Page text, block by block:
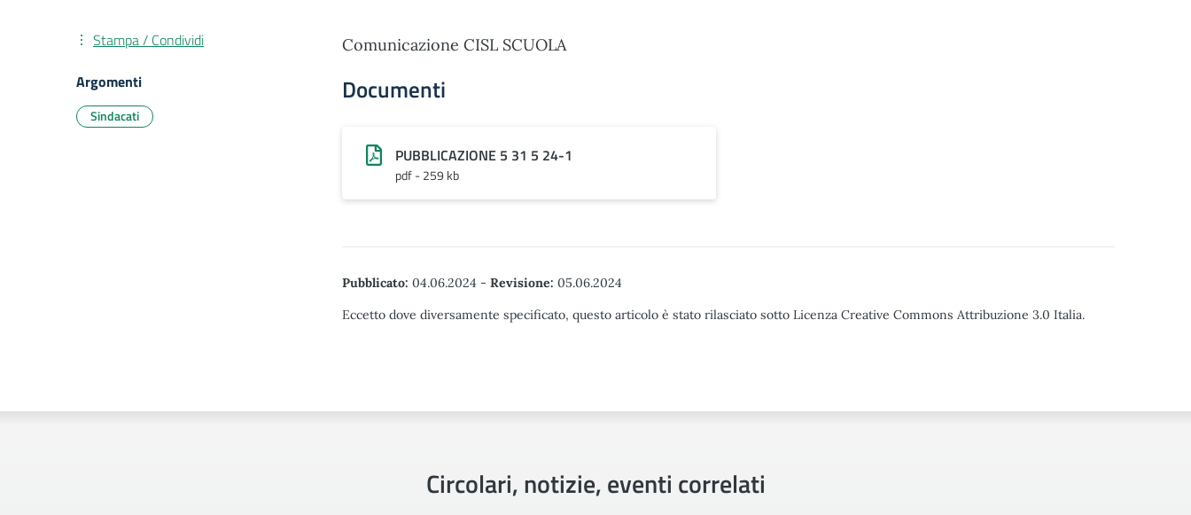
Comunicazione CISL SCUOLA
Documenti
PUBBLICAZIONE 5 31 5 24-1
pdf - 259 kb
Pubblicato: 04.06.2024 - Revisione: 05.06.2024
Eccetto dove diversamente specificato, questo articolo è stato rilasciato sotto Licenza Creative Commons Attribuzione 3.0 Italia.
Stampa / Condividi
Argomenti
Sindacati
Circolari, notizie, eventi correlati